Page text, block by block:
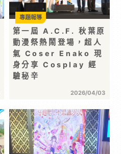
第一屆 A.C.F. 秋葉原
動漫祭熱鬧登場，超人
氣 Coser Enako 現
身分享 Cosplay 經
驗秘辛
2026/04/03
專題報導